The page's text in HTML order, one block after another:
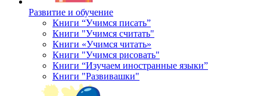
Развитие и обучение
Книги “Учимся писать”
Книги "Учимся считать"
Книги «Учимся читать»
Книги "Учимся рисовать"
Книги “Изучаем иностранные языки”
Книги "Развивашки"